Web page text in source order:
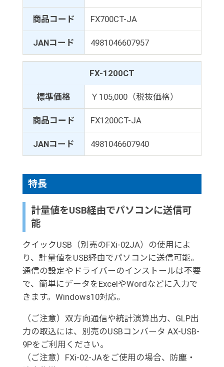
商品コード FX700CT-JA
JANコード 4981046607957
FX-1200CT
標準価格 ￥105,000（税抜価格）
商品コード FX1200CT-JA
JANコード 4981046607940
特長
計量値をUSB経由でパソコンに送信可
能
クイックUSB（別売のFXi-02JA）の使用によ
り、計量値をUSB経由でパソコンに送信可能。
通信の設定やドライバーのインストールは不要
で、簡単にデータをExcelやWordなどに入力で
きます。Windows10対応。
（ご注意）双方向通信や統計演算出力、GLP出
力の取込には、別売のUSBコンバータ AX-USB-
9Pをご利用ください。
（ご注意）FXi-02-JAをご使用の場合、防塵・